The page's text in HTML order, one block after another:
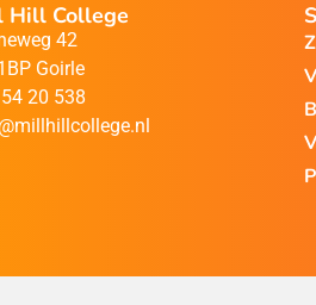
Hill College
42
Goirle
20 538